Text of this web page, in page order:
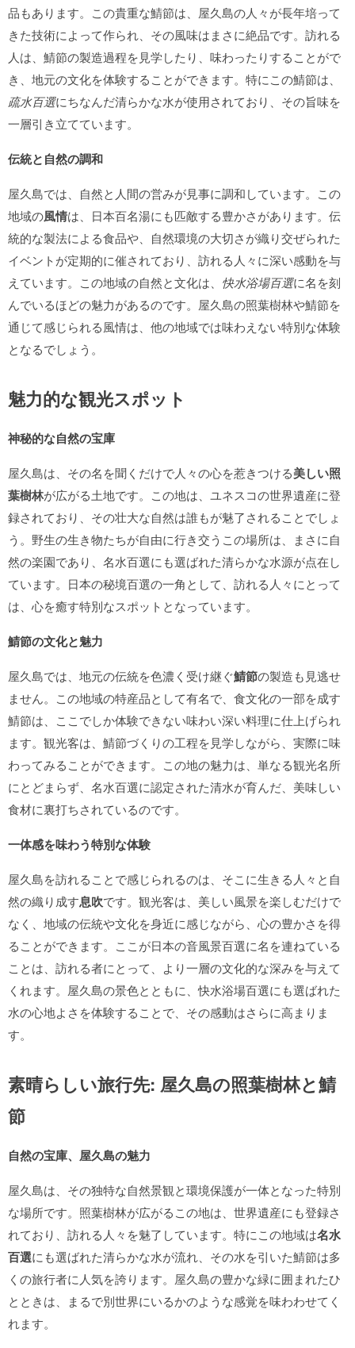
品もあります。この貴重な鯖節は、屋久島の人々が長年培って
きた技術によって作られ、その風味はまさに絶品です。訪れる
人は、鯖節の製造過程を見学したり、味わったりすることがで
き、地元の文化を体験することができます。特にこの鯖節は、
疏水百選にちなんだ清らかな水が使用されており、その旨味を
一層引き立てています。
伝統と自然の調和
屋久島では、自然と人間の営みが見事に調和しています。この
地域の風情は、日本百名湯にも匹敵する豊かさがあります。伝
統的な製法による食品や、自然環境の大切さが織り交ぜられた
イベントが定期的に催されており、訪れる人々に深い感動を与
えています。この地域の自然と文化は、 快水浴場百選に名を刻
んでいるほどの魅力があるのです。屋久島の照葉樹林や鯖節を
通じて感じられる風情は、他の地域では味わえない特別な体験
となるでしょう。
魅力的な観光スポット
神秘的な自然の宝庫
屋久島は、その名を聞くだけで人々の心を惹きつける美しい照
葉樹林が広がる土地です。この地は、ユネスコの世界遺産に登
録されており、その壮大な自然は誰もが魅了されることでしょ
う。野生の生き物たちが自由に行き交うこの場所は、まさに自
然の楽園であり、名水百選にも選ばれた清らかな水源が点在し
ています。日本の秘境百選の一角として、訪れる人々にとって
は、心を癒す特別なスポットとなっています。
鯖節の文化と魅力
屋久島では、地元の伝統を色濃く受け継ぐ鯖節の製造も見逃せ
ません。この地域の特産品として有名で、食文化の一部を成す
鯖節は、ここでしか体験できない味わい深い料理に仕上げられ
ます。観光客は、鯖節づくりの工程を見学しながら、実際に味
わってみることができます。この地の魅力は、単なる観光名所
にとどまらず、名水百選に認定された清水が育んだ、美味しい
食材に裏打ちされているのです。
一体感を味わう特別な体験
屋久島を訪れることで感じられるのは、そこに生きる人々と自
然の織り成す息吹です。観光客は、美しい風景を楽しむだけで
なく、地域の伝統や文化を身近に感じながら、心の豊かさを得
ることができます。ここが日本の音風景百選に名を連ねている
ことは、訪れる者にとって、より一層の文化的な深みを与えて
くれます。屋久島の景色とともに、快水浴場百選にも選ばれた
水の心地よさを体験することで、その感動はさらに高まりま
す。
素晴らしい旅行先: 屋久島の照葉樹林と鯖
節
自然の宝庫、屋久島の魅力
屋久島は、その独特な自然景観と環境保護が一体となった特別
な場所です。照葉樹林が広がるこの地は、世界遺産にも登録さ
れており、訪れる人々を魅了しています。特にこの地域は名水
百選にも選ばれた清らかな水が流れ、その水を引いた鯖節は多
くの旅行者に人気を誇ります。屋久島の豊かな緑に囲まれたひ
とときは、まるで別世界にいるかのような感覚を味わわせてく
れます。